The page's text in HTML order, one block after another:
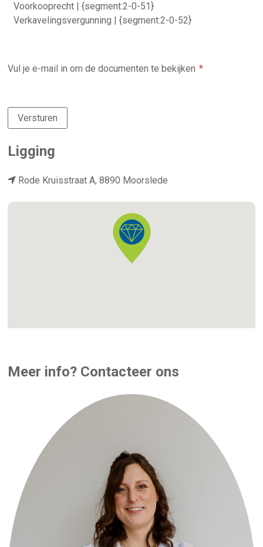
Voorkooprecht | {segment:2-0-51}
Verkavelingsvergunning | {segment:2-0-52}
Vul je e-mail in om de documenten te bekijken
Versturen
Ligging
Rode Kruisstraat A, 8890 Moorslede
Meer info? Contacteer ons